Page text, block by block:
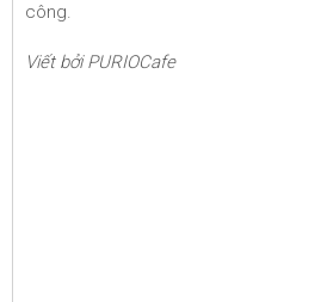
công.
Viết bởi PURIOCafe